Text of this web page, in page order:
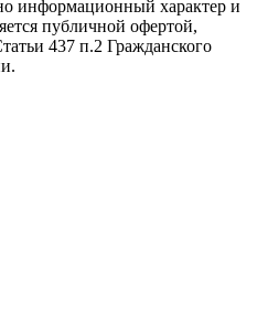
информационный характер и
публичной офертой,
437 п.2 Гражданского